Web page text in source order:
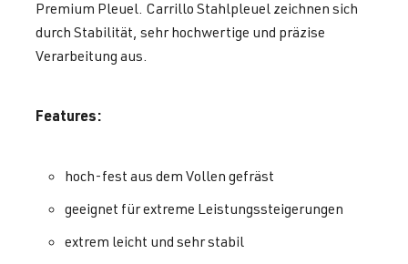
Premium Pleuel. Carrillo Stahlpleuel zeichnen sich
durch Stabilität, sehr hochwertige und präzise
Verarbeitung aus.
Features:
hoch-fest aus dem Vollen gefräst
geeignet für extreme Leistungssteigerungen
extrem leicht und sehr stabil